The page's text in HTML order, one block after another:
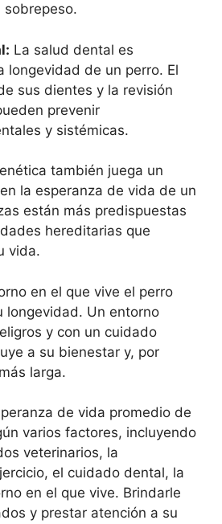
sobrepeso.
La salud dental es
longevidad de un perro. El
sus dientes y la revisión
prevenir
y sistémicas.
también juega un
la esperanza de vida de un
están más predispuestas
hereditarias que
vida.
en el que vive el perro
longevidad. Un entorno
y con un cuidado
a su bienestar y, por
larga.
de vida promedio de
varios factores, incluyendo
veterinarios, la
el cuidado dental, la
en el que vive. Brindarle
y prestar atención a su